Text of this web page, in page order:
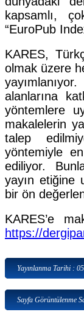
kapsamlı,
“EuroPub
KARES,
olmak üzere
alanlarına
yöntemlere
makalelerin
talep
yöntemiyle
ediliyor.
yayın etiğine
bir ön
KARES’e
https://
Yayınlanma Tarihi :
Sayfa Görüntülenme